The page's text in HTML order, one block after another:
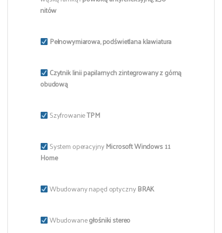
nitów
Pełnowymiarowa, podświetlana klawiatura
Czytnik linii papilarnych zintegrowany z górną
obudową
SzyfrowanieTPM
System operacyjnyMicrosoftWindows 11
Home
Wbudowany napęd optycznyBRAK
Wbudowanegłośniki stereo